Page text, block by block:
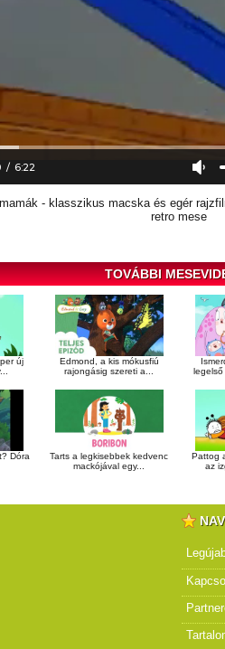
- klasszikus macska és egér
retro mese
TOVÁBBI
új
Edmond, a kis mókusfiú
rajongásig szereti a...
legelső
Dóra
Tarts a legkisebbek kedvenc
mackójával egy...
Pattog
az